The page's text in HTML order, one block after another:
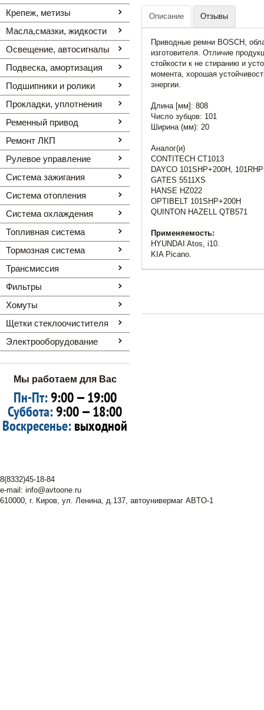
Крепеж, метизы
Масла,смазки, жидкости
Освещение, автоcигналы
Подвеска, амортизация
Подшипники и ролики
Прокладки, уплотнения
Ременный привод
Ремонт ЛКП
Рулевое управление
Система зажигания
Система отопления
Система охлаждения
Топливная система
Тормозная система
Трансмиссия
Фильтры
Хомуты
Щетки стеклоочистителя
Электрооборудование
Мы работаем для Вас
Пн-Пт:9:00 — 19:00
Суббота:9:00 — 18:00
Воскресенье:выходной
Описание Отзывы
Приводные ремни BOSCH,
изготовителя. Отличие
стойкости к не стиранию и
момента, хорошая
энергии.
Длина [мм]: 808
Число зубцов: 101
Ширина (мм): 20
Аналог(и)
CONTITECH CT1013
DAYCO 101SHP+200H,
GATES 5511XS
HANSE HZ022
OPTIBELT 101SHP+200H
QUINTON HAZELL QTB571
Применяемость:
HYUNDAI Atos, i10.
KIA Picano.
8(8332)45-18-84
e-mail: info@avtoone.ru
610000, г. Киров, ул. Ленина, д.137, автоунивермаг ABTO-1